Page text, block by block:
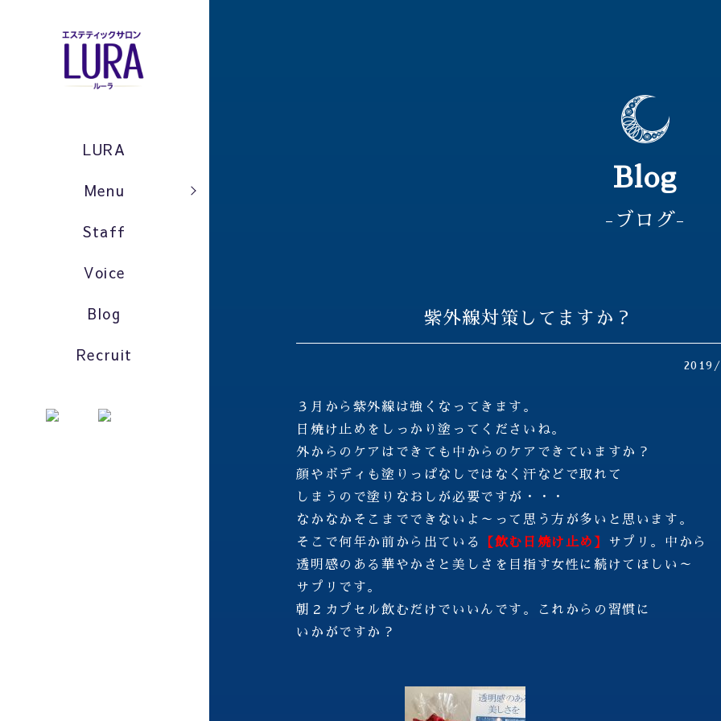
LURA
Menu
Staff
Voice
Blog
Recruit
Blog
-ブログ-
紫外線対策してますか？
３月から紫外線は強くなってきます。
日焼け止めをしっかり塗ってくださいね。
外からのケアはできても中からのケアできていますか？
顔やボディも塗りっぱなしではなく汗などで取れて
しまうので塗りなおしが必要ですが・・・
なかなかそこまでできないよ～って思う方が多いと思います。
そこで何年か前から出ている
【飲む日焼け止め】
サプリ。中から
透明感のある華やかさと美しさを目指す女性に続けてほしい～
サプリです。
朝２カプセル飲むだけでいいんです。これからの習慣に
いかがですか？